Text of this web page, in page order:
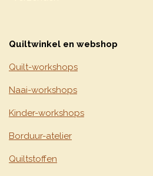
Quiltwinkel en webshop
Quilt-workshops
Naai-workshops
Kinder-workshops
Borduur-atelier
Quiltstoffen